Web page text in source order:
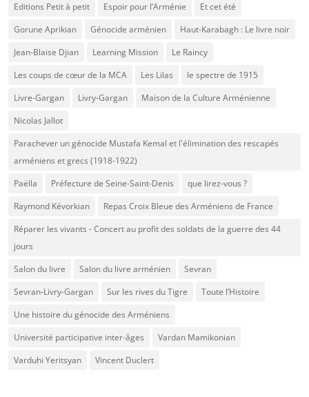
Editions Petit à petit
Espoir pour l’Arménie
Et cet été
Gorune Aprikian
Génocide arménien
Haut-Karabagh : Le livre noir
Jean-Blaise Djian
Learning Mission
Le Raincy
Les coups de cœur de la MCA
Les Lilas
le spectre de 1915
Livre-Gargan
Livry-Gargan
Maison de la Culture Arménienne
Nicolas Jallot
Parachever un génocide Mustafa Kemal et l'élimination des rescapés
arméniens et grecs (1918-1922)
Paëlla
Préfecture de Seine-Saint-Denis
que lirez-vous ?
Raymond Kévorkian
Repas Croix Bleue des Arméniens de France
Réparer les vivants - Concert au profit des soldats de la guerre des 44
jours
Salon du livre
Salon du livre arménien
Sevran
Sevran-Livry-Gargan
Sur les rives du Tigre
Toute l’Histoire
Une histoire du génocide des Arméniens
Université participative inter-âges
Vardan Mamikonian
Varduhi Yeritsyan
Vincent Duclert